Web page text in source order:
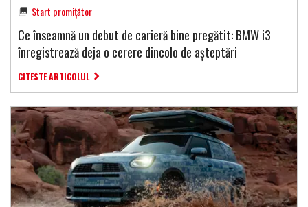
Start promițător
Ce înseamnă un debut de carieră bine pregătit: BMW i3
înregistrează deja o cerere dincolo de așteptări
CITESTE ARTICOLUL